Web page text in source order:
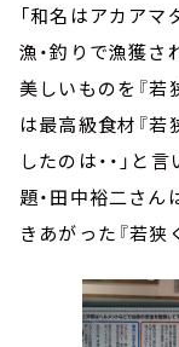
「和名はアカアマ
漁・釣りで漁獲さ
美しいものを『若
は最高級食材『若
したのは・・」と
題・田中裕二さん
きあがった『若狭